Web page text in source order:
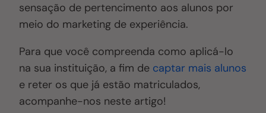
sensação de pertencimento aos alunos por
meio do marketing de experiência.
Para que você compreenda como aplicá-lo
na sua instituição, a fim de captar mais alunos
e reter os que já estão matriculados,
acompanhe-nos neste artigo!